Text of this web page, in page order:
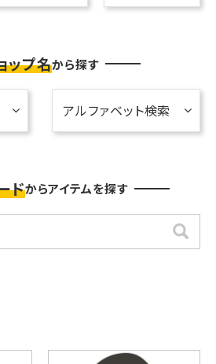
ップ名から探す
アルファベット検索
ドからアイテムを探す
検索